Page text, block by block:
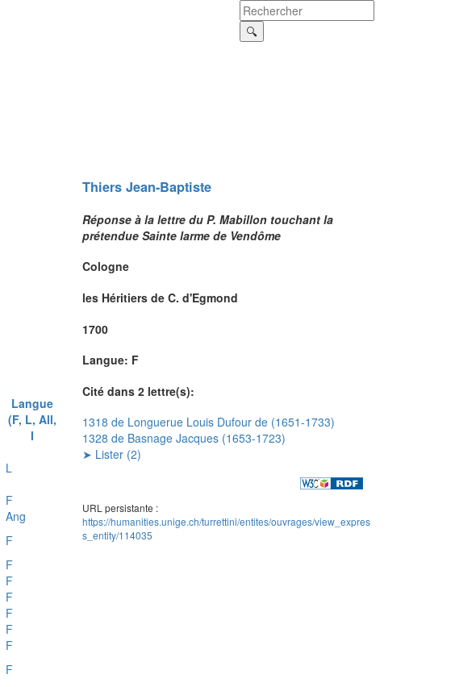
Langue
(F, L, All,
I
L
F
Ang
F
F
F
F
F
F
F
F
Thiers Jean-Baptiste
Réponse à la lettre du P. Mabillon touchant la
prétendue Sainte larme de Vendôme
Cologne
les Héritiers de C. d'Egmond
1700
Langue: F
Cité dans 2 lettre(s):
1318 de Longuerue Louis Dufour de (1651-1733)
1328 de Basnage Jacques (1653-1723)
➤ Lister (2)
URL persistante :
https://humanities.unige.ch/turrettini/entites/ouvrages/view_expres
s_entity/114035